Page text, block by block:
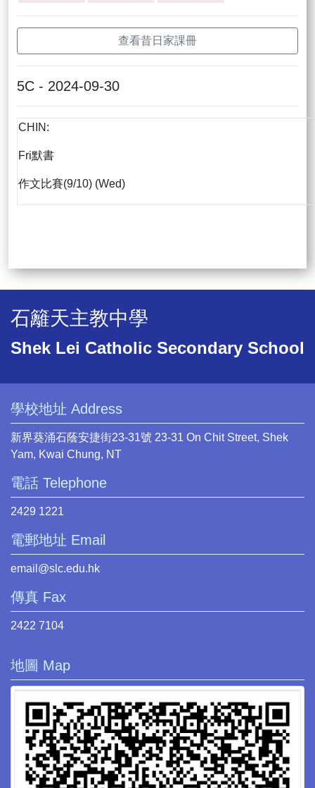
查看昔日家課冊
5C - 2024-09-30
CHIN:
Fri默書
作文比賽(9/10) (Wed)
石籬天主教中學
Shek Lei Catholic Secondary School
學校地址 Address
新界葵涌石蔭安捷街23-31號 23-31 On Chit Street, Shek
Yam, Kwai Chung, NT
電話 Telephone
2429 1221
電郵地址 Email
email@slc.edu.hk
傳真 Fax
2422 7104
地圖 Map